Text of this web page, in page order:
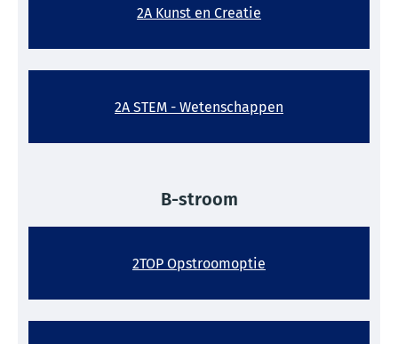
2A Kunst en Creatie
2A STEM - Wetenschappen
B-stroom
2TOP Opstroomoptie